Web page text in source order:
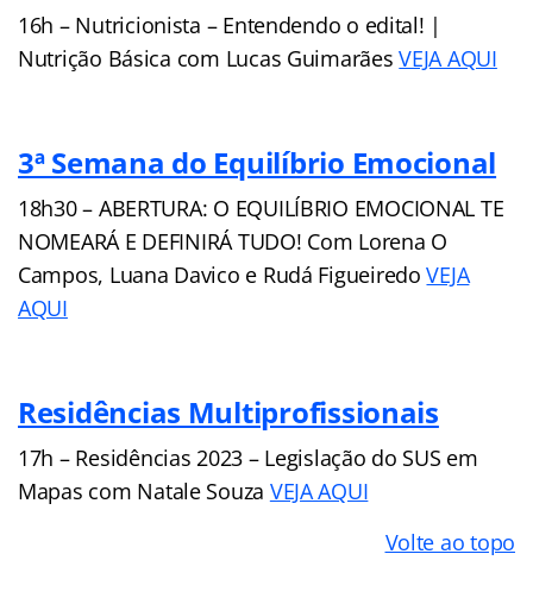
16h – Nutricionista – Entendendo o edital! |
Nutrição Básica com Lucas GuimarãesVEJA AQUI
3ª Semana do Equilíbrio Emocional
18h30 – ABERTURA: O EQUILÍBRIO EMOCIONAL TE
NOMEARÁ E DEFINIRÁ TUDO! Com Lorena O
Campos, Luana Davico e Rudá FigueiredoVEJA
AQUI
Residências Multiprofissionais
17h – Residências 2023 – Legislação do SUS em
Mapas com Natale Souza VEJA AQUI
Volte ao topo